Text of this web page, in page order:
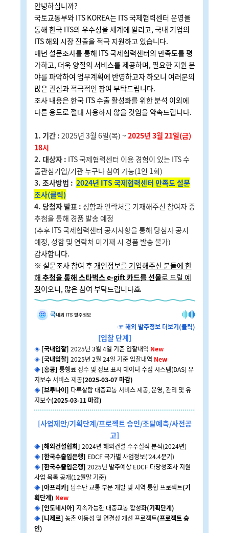
안녕하십니까?
국토교통부와 ITS KOREA는 ITS 국제협력센터 운영을
통해 한국 ITS의 우수성을 세계에 알리고, 국내 기업의
ITS 해외 시장 진출을 적극 지원하고 있습니다.
매년 설문조사를 통해 ITS 국제협력센터의 만족도를 평
가하고, 더욱 양질의 서비스를 제공하며, 필요한 지원 분
야를 파악하여 업무계획에 반영하고자 하오니 여러분의
많은 관심과 적극적인 참여 부탁드립니다.
조사 내용은 한국 ITS 수출 활성화를 위한 분석 이외에
다른 용도로 절대 사용하지 않을 것임을 약속드립니다.
1. 기간 : 2025년 3월 6일(목) ~ 2025년 3월 21일(금)
18시
2. 대상자 : ITS 국제협력센터 이용 경험이 있는 ITS 수
출관심기업/기관 누구나 참여 가능(1인 1회)
3. 조사방법 : 2024년 ITS 국제협력센터 만족도 설문
조사(클릭)
4. 당첨자 발표 : 성함과 연락처를 기재해주신 참여자 중
추첨을 통해 경품 발송 예정
(추후 ITS 국제협력센터 공지사항을 통해 당첨자 공지
예정, 성함 및 연락처 미기재 시 경품 발송 불가)
감사합니다.
※ 설문조사 참여 후개인정보를 기입해주신 분들에 한
해 추첨을 통해 스타벅스 e-gift 카드를 선물로 드릴 예
정이오니, 많은 참여 부탁드립니다🙇
☞ 해외 발주정보 더보기(클릭)
[입찰 단계]
◈ [국내입찰] 2025년 3월 4일 기준 입찰내역 New
◈ [국내입찰] 2025년 2월 24일 기준 입찰내역 New
◈ [홍콩] 통행료 징수 및 정보 표시 데이터 수집 시스템(DAS) 유
지보수 서비스 제공(2025-03-07 마감)
◈ [브루나이] 다루살람 대중교통 서비스 제공, 운영, 관리 및 유
지보수(2025-03-11 마감)
[사업제안/기획단계/프로젝트 승인/조달예측/사전공
고]
◈ [해외건설협회] 2024년 해외건설 수주실적 분석(2024년)
◈ [한국수출입은행] EDCF 국가별 사업정보('24.4분기)
◈ [한국수출입은행] 2025년 발주예상 EDCF 타당성조사 지원
사업 목록 공개(12월말 기준)
◈ [아프리카] 남수단 교통 부문 개발 및 지역 통합 프로젝트(기
획단계) New
◈ [인도네시아] 지속가능한 대중교통 활성화(기획단계)
◈[니제르] 농촌 이동성 및 연결성 개선 프로젝트(프로젝트 승
인)